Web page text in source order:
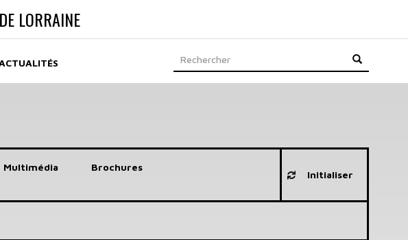
LORRAINE
Rechercher
Multimédia
Brochures
Initialiser